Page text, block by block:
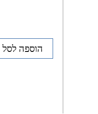
הוספה לסל